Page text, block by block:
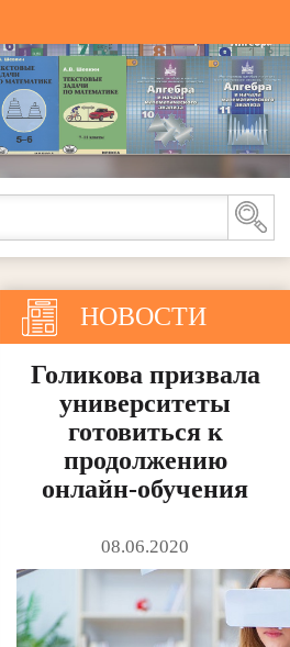
НОВОСТИ
Голикова призвала
университеты
готовиться к
продолжению
онлайн-обучения
08.06.2020